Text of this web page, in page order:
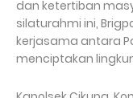
dan ketertiban
silaturahmi ini,
kerjasama antara
menciptakan